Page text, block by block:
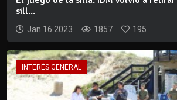
sill...
Jan 16 2023 1857 195
INTERÉS GENERAL